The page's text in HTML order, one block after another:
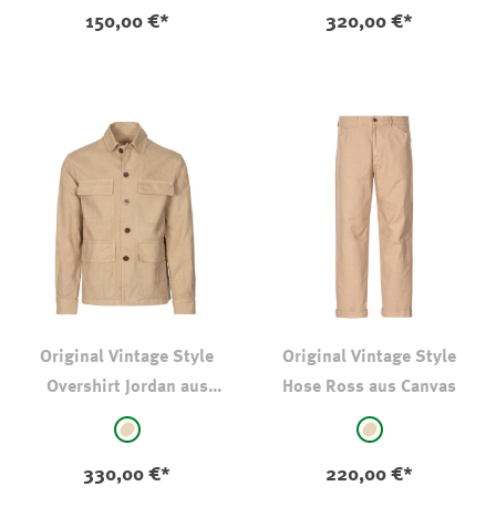
150,00 €* 320,00 €*
Original Vintage Style
Overshirt Jordan aus
auswählen
beige
330,00 €*
Original Vintage Style
Hose Ross aus Canvas
auswählen
beige
220,00 €*